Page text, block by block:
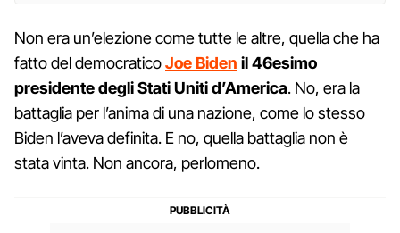
Non era un’elezione come tutte le altre, quella che ha
fatto del democraticoJoe Biden il 46esimo
presidente degli Stati Uniti d’America. No, era la
battaglia per l’anima di una nazione, come lo stesso
Biden l’aveva definita. E no, quella battaglia non è
stata vinta. Non ancora, perlomeno.